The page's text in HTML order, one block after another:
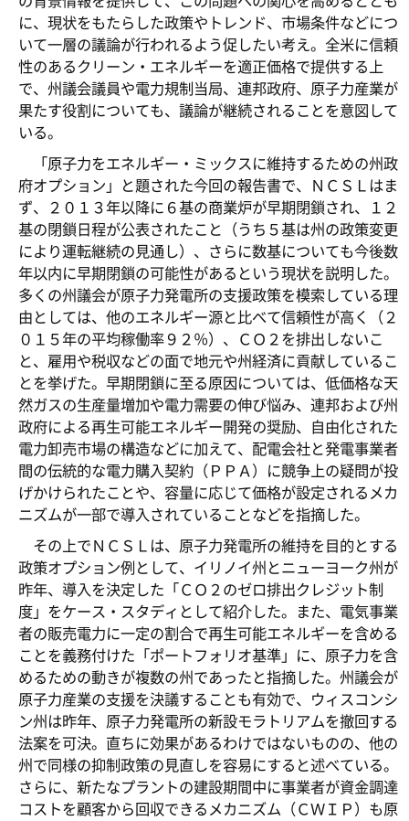
に、現状をもたらした政策やトレンド、市場条件などにつ
いて一層の議論が行われるよう促したい考え。全米に信頼
性のあるクリーン・エネルギーを適正価格で提供する上
で、州議会議員や電力規制当局、連邦政府、原子力産業が
果たす役割についても、議論が継続されることを意図して
いる。
「原子力をエネルギー・ミックスに維持するための州政
府オプション」と題された今回の報告書で、ＮＣＳＬはま
ず、２０１３年以降に６基の商業炉が早期閉鎖され、１２
基の閉鎖日程が公表されたこと（うち５基は州の政策変更
により運転継続の見通し）、さらに数基についても今後数
年以内に早期閉鎖の可能性があるという現状を説明した。
多くの州議会が原子力発電所の支援政策を模索している理
由としては、他のエネルギー源と比べて信頼性が高く（２
０１５年の平均稼働率９２％）、ＣＯ２を排出しないこ
と、雇用や税収などの面で地元や州経済に貢献しているこ
とを挙げた。早期閉鎖に至る原因については、低価格な天
然ガスの生産量増加や電力需要の伸び悩み、連邦および州
政府による再生可能エネルギー開発の奨励、自由化された
電力卸売市場の構造などに加えて、配電会社と発電事業者
間の伝統的な電力購入契約（ＰＰＡ）に競争上の疑問が投
げかけられたことや、容量に応じて価格が設定されるメカ
ニズムが一部で導入されていることなどを指摘した。
その上でＮＣＳＬは、原子力発電所の維持を目的とする
政策オプション例として、イリノイ州とニューヨーク州が
昨年、導入を決定した「ＣＯ２のゼロ排出クレジット制
度」をケース・スタディとして紹介した。また、電気事業
者の販売電力に一定の割合で再生可能エネルギーを含める
ことを義務付けた「ポートフォリオ基準」に、原子力を含
めるための動きが複数の州であったと指摘した。州議会が
原子力産業の支援を決議することも有効で、ウィスコンシ
ン州は昨年、原子力発電所の新設モラトリアムを撤回する
法案を可決。直ちに効果があるわけではないものの、他の
州で同様の抑制政策の見直しを容易にすると述べている。
さらに、新たなプラントの建設期間中に事業者が資金調達
コストを顧客から回収できるメカニズム（ＣＷＩＰ）も原